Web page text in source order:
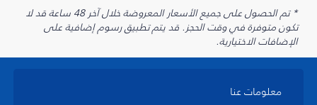
* تم الحصول على جميع الأسعار المعروضة خلال آخر 48 ساعة قد لا
تكون متوفرة في وقت الحجز. قد يتم تطبيق رسوم إضافية على
الإضافات الاختيارية.
معلومات عنا